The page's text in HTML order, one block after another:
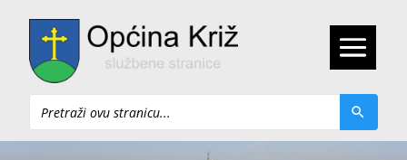
Pretraži